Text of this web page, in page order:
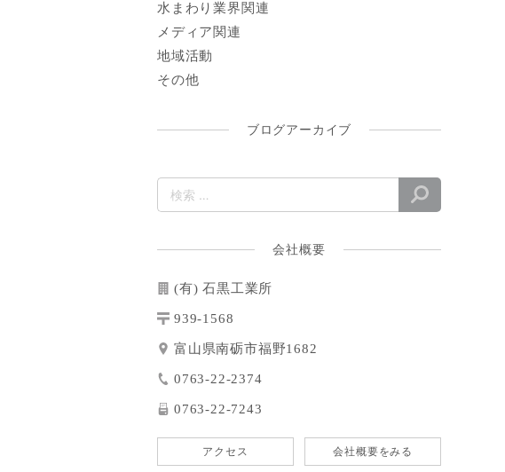
水まわり業界関連
メディア関連
地域活動
その他
ブログアーカイブ
会社概要
(有) 石黒工業所
939-1568
富山県南砺市福野1682
0763-22-2374
0763-22-7243
アクセス 会社概要をみる